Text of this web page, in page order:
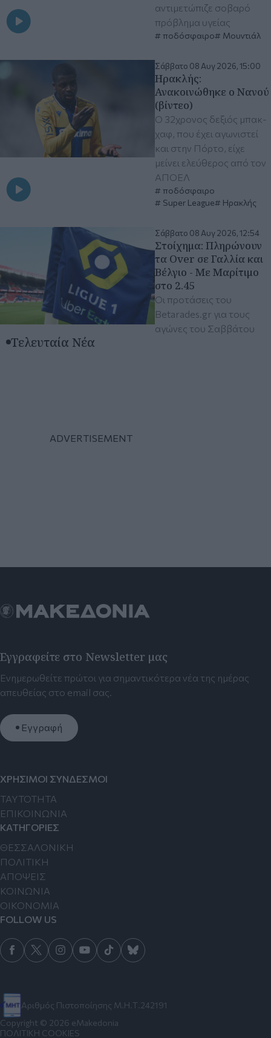
αντιμετώπιζε σοβαρό
πρόβλημα υγείας
ποδόσφαιρο Μουντιάλ
Σάββατο 08 Αυγ 2026, 15:00
Ηρακλής:
Ανακοινώθηκε ο Νανού
(βίντεο)
Ο 32χρονος δεξιός μπακ-
χαφ, που έχει αγωνιστεί
και στην Πόρτο, είχε
μείνει ελεύθερος από τον
ΑΠΟΕΛ
ποδόσφαιρο
Super League
Ηρακλής
Σάββατο 08 Αυγ 2026, 12:54
Στοίχημα: Πληρώνουν
τα Over σε Γαλλία και
Βέλγιο - Με Μαρίτιμο
στο 2.45
Οι προτάσεις του
Betarades.gr για τους
αγώνες του Σαββάτου
Τελευταία Νέα
Εγγραφείτε στο Newsletter μας
Ενημερωθείτε πρώτοι για σημαντικότερα νέα της ημέρας
απευθείας στο email σας.
Εγγραφή
Αριθμός Πιστοποίησης Μ.Η.Τ.242191
ΧΡΗΣΙΜΟΙ ΣΥΝΔΕΣΜΟΙ
TAYTOTHTA
ΕΠΙΚΟΙΝΩΝΙΑ
ΚΑΤΗΓΟΡΙΕΣ
ΘΕΣΣΑΛΟΝΙΚΗ
ΠΟΛΙΤΙΚΗ
ΑΠΟΨΕΙΣ
ΚΟΙΝΩΝΙΑ
ΟΙΚΟΝΟΜΙΑ
FOLLOW US
Copyright © 2026 eMakedonia
ΠΟΛΙΤΙΚΗ COOKIES